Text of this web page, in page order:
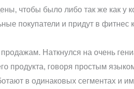
чтобы было либо так же как у
покупатели и придут в фитнес
Наткнулся на очень
продукта, говоря простым
в одинаковых сегментах и